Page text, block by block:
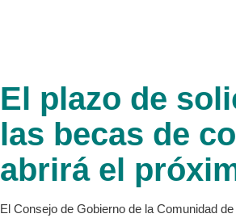
El plazo de
las becas de
abrirá el
El Consejo de Gobierno de la Comunidad